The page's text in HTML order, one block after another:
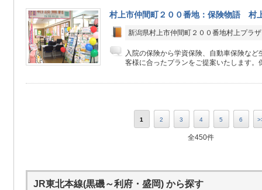
村上市仲間町２００番地：保険物語 村
新潟県村上市仲間町２００番地村上プラ
入院の保険から学資保険、自動車保険な
客様に合ったプランをご提案いたします。
1 2 3 4 5 6
全450件
JR東北本線(黒磯～利府・盛岡) から探す